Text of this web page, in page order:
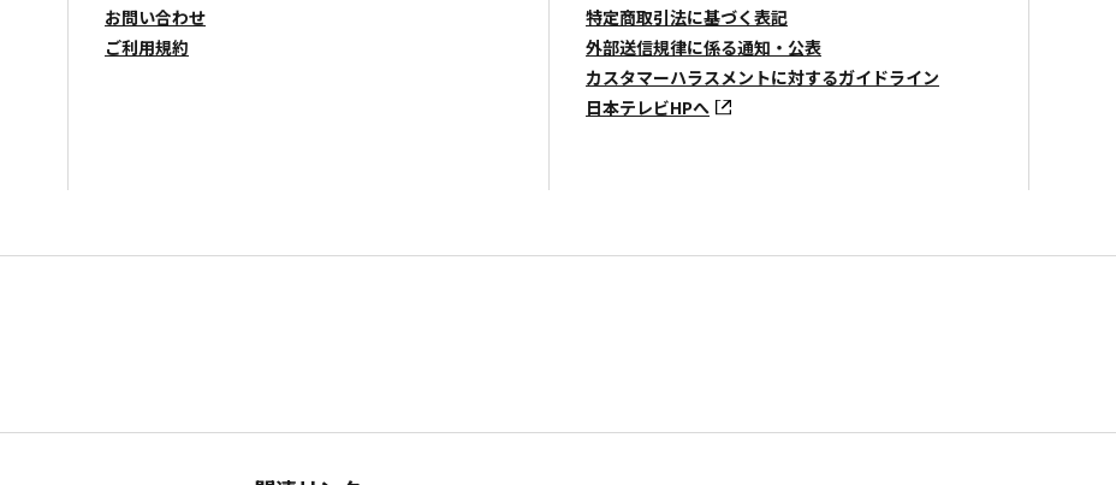
お問い合わせ
ご利用規約
特定商取引法に基づく表記
外部送信規律に係る通知・公表
カスタマーハラスメントに対するガイドライン
日本テレビHPへ